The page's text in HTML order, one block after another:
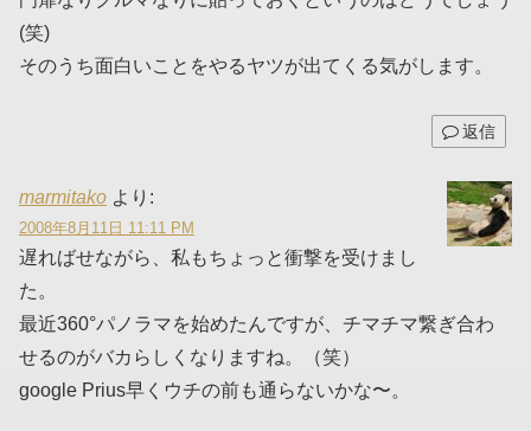
(笑)
そのうち面白いことをやるヤツが出てくる気がします。
返信
marmitako より:
2008年8月11日 11:11 PM
遅ればせながら、私もちょっと衝撃を受けまし
た。
最近360°パノラマを始めたんですが、チマチマ繋ぎ合わ
せるのがバカらしくなりますね。（笑）
google Prius早くウチの前も通らないかな〜。